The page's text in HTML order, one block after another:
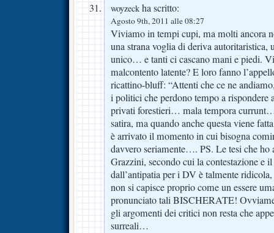
woyzeck ha scritto:
Agosto 9th, 2011 alle 08:27
Viviamo in tempi cupi, ma molti ancora
una strana voglia di deriva autoritaristica,
unico… e tanti ci cascano mani e piedi.
malcontento latente? E loro fanno
ricattino-bluff: “Attenti che ce ne
i politici che perdono tempo a rispondere
privati forestieri… mala tempora
satira, ma quando anche questa viene
è arrivato il momento in cui bisogna
davvero seriamente…. PS. Le tesi che ho
Grazzini, secondo cui la contestazione e
dall’antipatia per i DV è talmente
non si capisce proprio come un essere
pronunciato tali BISCHERATE!
gli argomenti dei critici non resta che
surreali…